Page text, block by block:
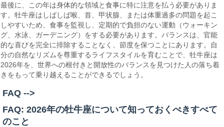
最後に、この年は身体的な領域と食事に特に注意を払う必要がありま
す。牡牛座はしばしば喉、首、甲状腺、または体重過多の問題を起こ
しやすいため、食事を監視し、定期的で負担のない運動（ウォーキン
グ、水泳、ガーデニング）をする必要があります。バランスは、官能
的な喜びを完全に排除することなく、節度を保つことにあります。自
分の自然なリズムを尊重するライフスタイルを育むことで、牡牛座は
2026年を、世界への根付きと開放性のバランスを見つけた人の落ち着
きをもって乗り越えることができるでしょう。
FAQ -->
FAQ: 2026年の牡牛座について知っておくべきすべて
のこと